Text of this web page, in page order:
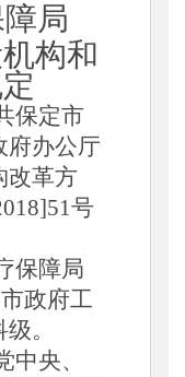
局
构和
保定市
府办公厅
改革方
号
保障局
政府工
。
中央、